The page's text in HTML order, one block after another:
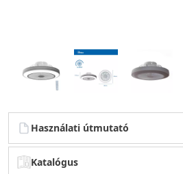
Használati útmutató
Katalógus